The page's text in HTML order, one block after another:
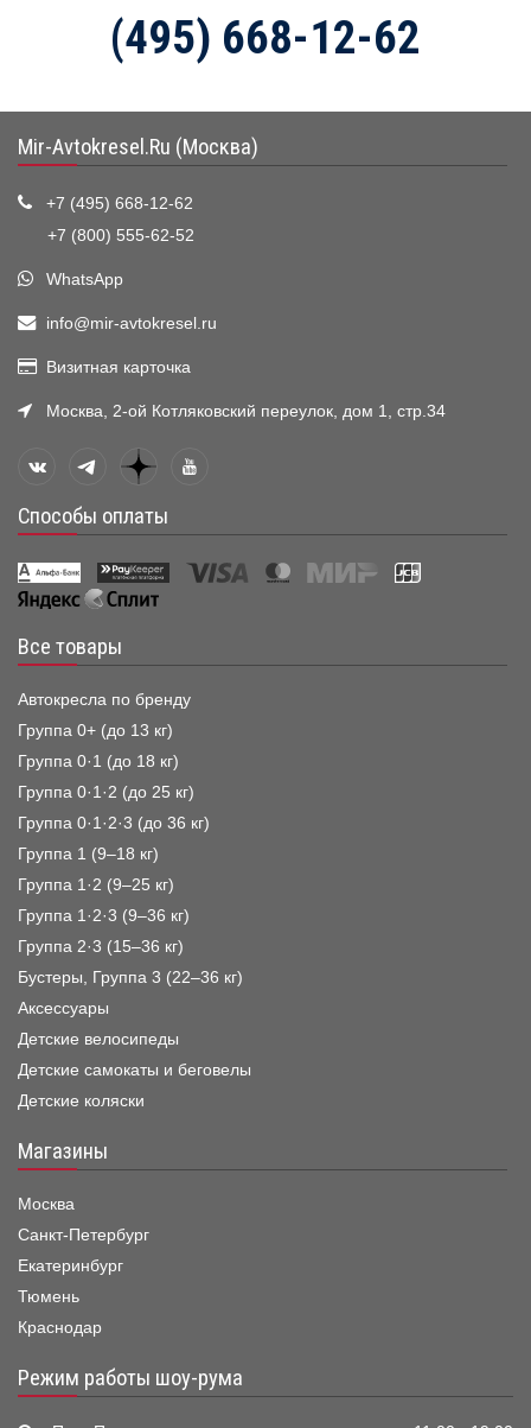
(495) 668-12-62
Mir-Avtokresel.Ru (Москва)
+7 (495) 668-12-62
+7 (800) 555-62-52
WhatsApp
info@mir-avtokresel.ru
Визитная карточка
Москва, 2-ой Котляковский переулок, дом 1, стр.34
Способы оплаты
Все товары
Автокресла по бренду
Группа 0+ (до 13 кг)
Группа 0·1 (до 18 кг)
Группа 0·1·2 (до 25 кг)
Группа 0·1·2·3 (до 36 кг)
Группа 1 (9–18 кг)
Группа 1·2 (9–25 кг)
Группа 1·2·3 (9–36 кг)
Группа 2·3 (15–36 кг)
Бустеры, Группа 3 (22–36 кг)
Аксессуары
Детские велосипеды
Детские самокаты и беговелы
Детские коляски
Магазины
Москва
Санкт-Петербург
Екатеринбург
Тюмень
Краснодар
Режим работы шоу-рума